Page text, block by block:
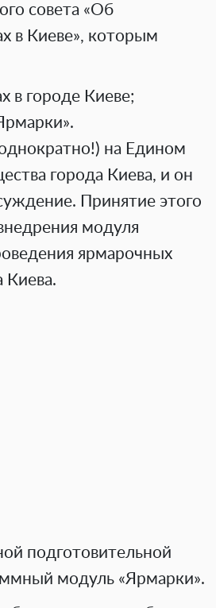
совета «Об
в Киеве», которым
в городе Киеве;
на Едином
города Киева, и он
Принятие этого
модуля
ярмарочных
Киева.
подготовительной
модуль «Ярмарки».